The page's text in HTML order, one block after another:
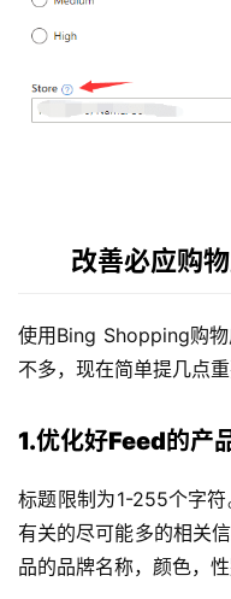
改善必应购
使用Bing Shopping购
不多，现在简单提几点
1.优化好Feed的产
标题限制为1-255个字
有关的尽可能多的相关
品的品牌名称，颜色，性